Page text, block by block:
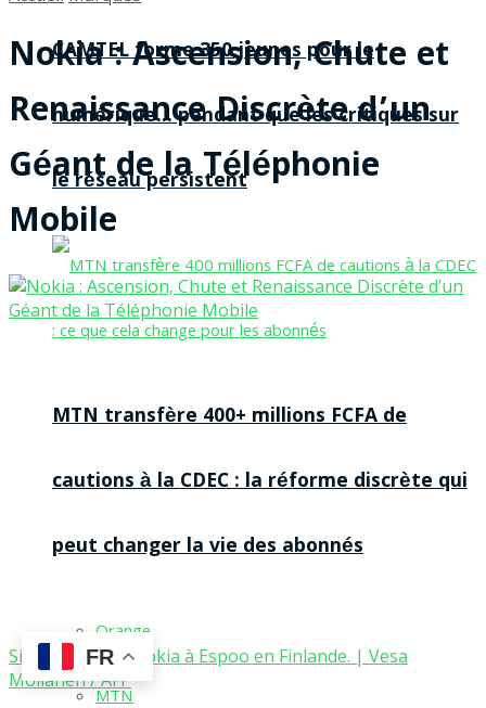
CAMTEL forme 350 jeunes pour le
numérique… pendant que les critiques sur
le réseau persistent
MTN transfère 400+ millions FCFA de
cautions à la CDEC : la réforme discrète qui
peut changer la vie des abonnés
Orange
MTN
Nokia : Ascension, Chute et
Renaissance Discrète d’un
Géant de la Téléphonie
Mobile
Siège social de Nokia à Espoo en Finlande. | Vesa
Moilanen / AFP
FR